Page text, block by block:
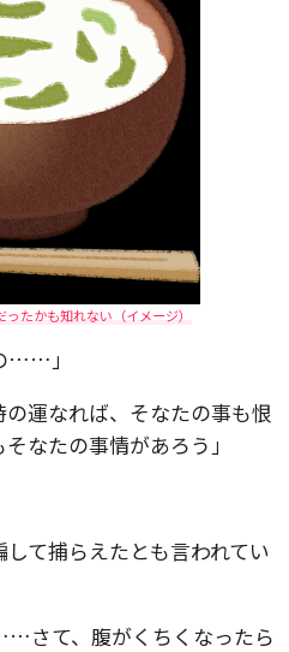
たかも知れない（イメージ）
……」
の運なれば、そなたの事も恨
なたの事情があろう」
て捕らえたとも言われてい
さて、腹がくちくなったら